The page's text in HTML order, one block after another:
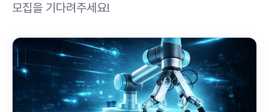
모집을 기다려주세요!